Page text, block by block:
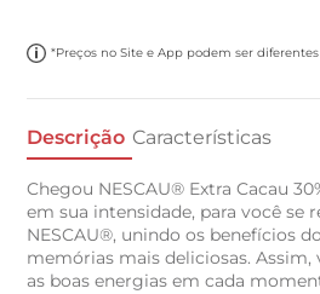
*Preços no Site e App podem ser diferentes
Descrição Características
Chegou NESCAU® Extra Cacau
em sua intensidade, para você se
NESCAU®, unindo os benefícios
memórias mais deliciosas. Assim,
as boas energias em cada